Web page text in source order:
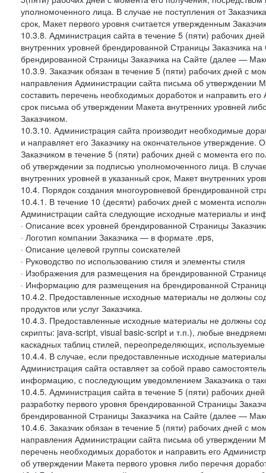
уполномоченного лица. В случае не поступления от
срок, Макет первого уровня считается утвержденным
10.3.8. Администрация сайта в течение 5 (пяти) рабочих
внутренних уровней брендированной Страницы Заказчика
брендированной Страницы Заказчика на Сайте (далее —
10.3.9. Заказчик обязан в течение 5 (пяти) рабочих дней с
направления Администрации сайта письма об утверждении
составить перечень необходимых доработок и направить
срок письма об утверждении Макета внутренних уровней
Заказчиком.
10.3.10. Администрация сайта производит необходимые
и направляет его Заказчику на окончательное
Заказчиком в течение 5 (пяти) рабочих дней с момента его
об утверждении за подписью уполномоченного лица. В
внутренних уровней в указанный срок, Макет внутренних
10.4. Порядок создания многоуровневой брендированной
10.4.1. В течение 10 (десяти) рабочих дней с момента
Администрации сайта следующие исходные материалы и
· Описание всех уровней брендированной Страницы
· Логотип компании Заказчика — в формате .eps,
· Описание целевой группы соискателей
· Руководство по использованию стиля и элементы стиля
· Изображения для размещения на брендированной
· Информацию для размещения на брендированной
10.4.2. Предоставленные исходные материалы не должны
продуктов или услуг Заказчика.
10.4.3. Предоставленные исходные материалы не должны
скрипты: java-script, visual basic-script и т.п.), любые
каскадных таблиц стилей, переопределяющих,
10.4.4. В случае, если предоставленные исходные
Администрация сайта оставляет за собой право
информацию, с последующим уведомлением Заказчика о
10.4.5. Администрация сайта в течение 5 (пяти) рабочих
разработку первого уровня брендированной Страницы
брендированной Страницы Заказчика на Сайте (далее —
10.4.6. Заказчик обязан в течение 5 (пяти) рабочих дней с
направления Администрации сайта письма об утверждении
перечень необходимых доработок и направить его
об утверждении Макета первого уровня либо перечня